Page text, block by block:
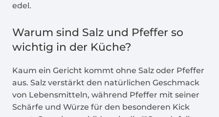
edel.
Warum sind Salz und Pfeffer so
wichtig in der Küche?
Kaum ein Gericht kommt ohne Salz oder Pfeffer
aus. Salz verstärkt den natürlichen Geschmack
von Lebensmitteln, während Pfeffer mit seiner
Schärfe und Würze für den besonderen Kick